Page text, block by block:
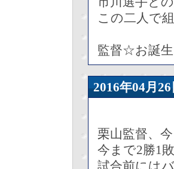
この二人で
監督☆お誕
2016年04
栗山監督、
今まで2勝1
試合前には